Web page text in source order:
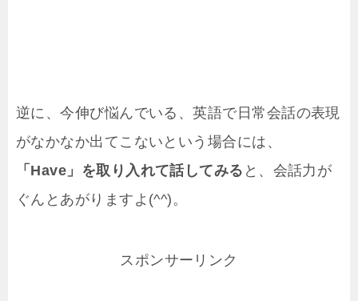
逆に、今伸び悩んでいる、英語で日常会話の表現
がなかなか出てこないという場合には、
「Have」を取り入れて話してみる と、会話力が
ぐんとあがりますよ(^^)。
スポンサーリンク